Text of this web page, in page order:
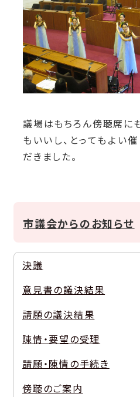
議場はもちろん傍聴席に
もいいし、とってもよい
だきました。
市議会からのお知らせ
決議
意見書の議決結果
請願の議決結果
陳情・要望の受理
請願・陳情の手続き
傍聴のご案内